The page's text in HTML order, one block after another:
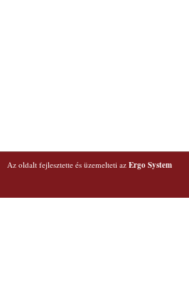
Az oldalt fejlesztette és üzemelteti az Ergo System